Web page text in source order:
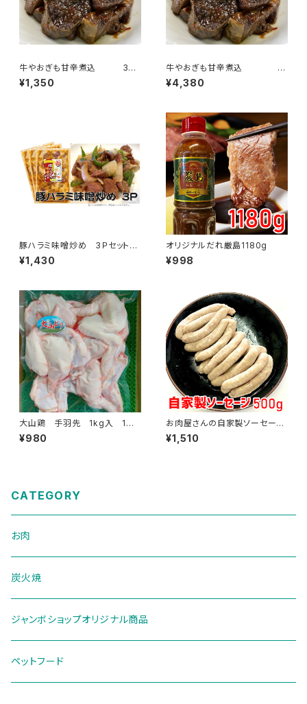
牛やおぎも甘辛煮込 3個
パックセット
¥1,350
牛やおぎも甘辛煮込 10
個パックセット
¥4,380
豚ハラミ味噌炒め 3Ｐセット
（1袋 約300ｇ）
¥1,430
オリジナルだれ厳島1180g
¥998
大山鶏 手羽先 1kg入 1
袋 約17本～19本入
¥980
お肉屋さんの自家製ソーセージ
500g
¥1,510
CATEGORY
お肉
炭火焼
ジャンボショップオリジナル商品
ペットフード